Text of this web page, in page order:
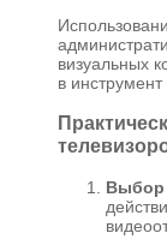
визуальных
в инструмент
Выбор